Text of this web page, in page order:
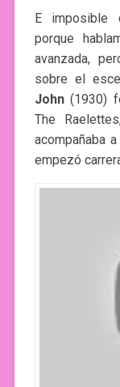
E imposible
porque
avanzada,
sobre el
John(1930)
The
acompañaba
empezó